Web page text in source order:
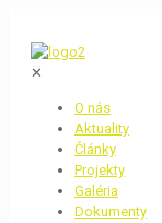
✕
O nás
Aktuality
Články
Projekty
Galéria
Dokumenty